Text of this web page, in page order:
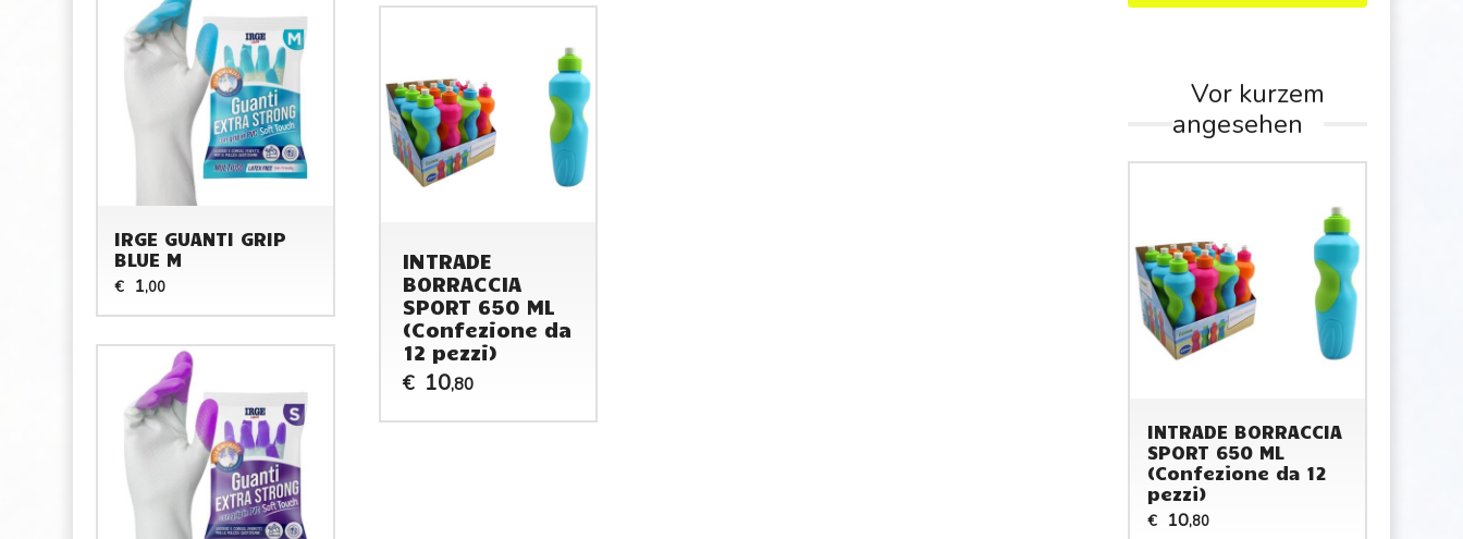
INTRADE
BORRACCIA
SPORT 650 ML
(Confezione da
12 pezzi)
€ 10,80
IRGE GUANTI GRIP
BLUE M
€ 1,00
Vor kurzem
angesehen
INTRADE BORRACCIA
SPORT 650 ML
(Confezione da 12
pezzi)
€ 10,80